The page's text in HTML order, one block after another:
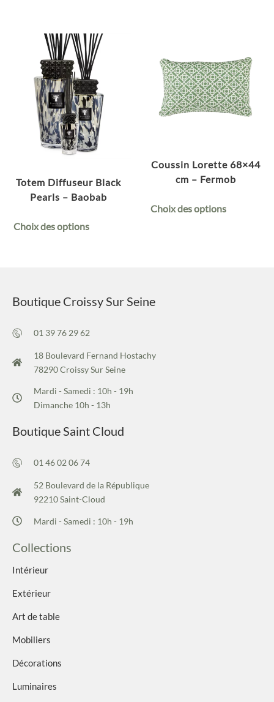
Totem Diffuseur Black
Pearls – Baobab
Choix des options
Coussin Lorette 68×44
cm – Fermob
Choix des options
Boutique Croissy Sur Seine
01 39 76 29 62
18 Boulevard Fernand Hostachy
78290 Croissy Sur Seine
Mardi - Samedi : 10h - 19h
Dimanche 10h - 13h
Boutique Saint Cloud
01 46 02 06 74
52 Boulevard de la République
92210 Saint-Cloud
Mardi - Samedi : 10h - 19h
Collections
Intérieur
Extérieur
Art de table
Mobiliers
Décorations
Luminaires